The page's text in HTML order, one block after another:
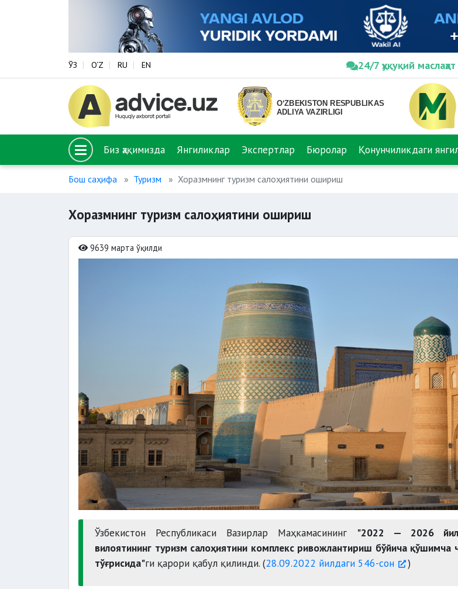
ЎЗ O‘Z RU EN 24/7 ҳуқуқий маслаҳат
Биз ҳақимизда Янгиликлар Экспертлар Бюролар Қонунчиликдаги
Бош саҳифа Туризм Хоразмнинг туризм салоҳиятини ошириш
Хоразмнинг туризм салоҳиятини ошириш
9639 марта ўқилди
Ўзбекистон Республикаси Вазирлар Маҳкамасининг "2022 — 2026
вилоятининг туризм салоҳиятини комплекс ривожлантириш бўйича қўшимча
тўғрисида"ги қарори қабул қилинди. (28.09.2022 йилдаги 546-сон )